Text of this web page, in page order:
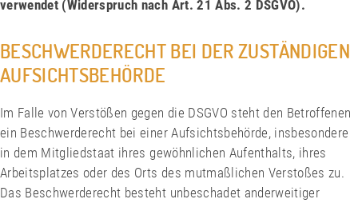
verwendet (Widerspruch nach Art. 21 Abs. 2 DSGVO).
BESCHWERDERECHT BEI DER ZUSTÄNDIGEN
AUFSICHTSBEHÖRDE
Im Falle von Verstößen gegen die DSGVO steht den Betroffenen
ein Beschwerderecht bei einer Aufsichtsbehörde, insbesondere
in dem Mitgliedstaat ihres gewöhnlichen Aufenthalts, ihres
Arbeitsplatzes oder des Orts des mutmaßlichen Verstoßes zu.
Das Beschwerderecht besteht unbeschadet anderweitiger